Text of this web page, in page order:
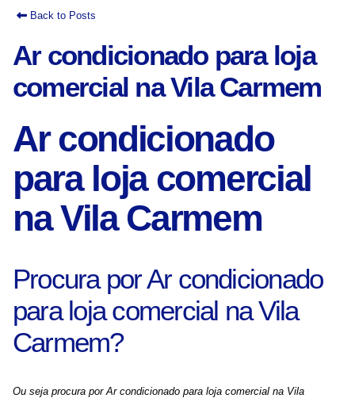
Back to Posts
Ar condicionado para loja
comercial na Vila Carmem
Ar condicionado
para loja comercial
na Vila Carmem
Procura por Ar condicionado
para loja comercial na Vila
Carmem?
Ou seja procura por Ar condicionado para loja comercial na Vila